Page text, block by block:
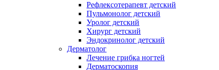
Рефлексотерапевт детский
Пульмонолог детский
Уролог детский
Хирург детский
Эндокринолог детский
Дерматолог
Лечение грибка ногтей
Дерматоскопия